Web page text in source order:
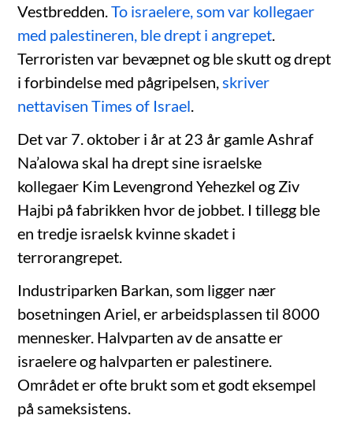
Vestbredden.To israelere, som var kollegaer
med palestineren, ble drept i angrepet.
Terroristen var bevæpnet og ble skutt og drept
i forbindelse med pågripelsen,skriver
nettavisen Times of Israel.
Det var 7. oktober i år at 23 år gamle Ashraf
Na’alowa skal ha drept sine israelske
kollegaer Kim Levengrond Yehezkel og Ziv
Hajbi på fabrikken hvor de jobbet. I tillegg ble
en tredje israelsk kvinne skadet i
terrorangrepet.
Industriparken Barkan, som ligger nær
bosetningen Ariel, er arbeidsplassen til 8000
mennesker. Halvparten av de ansatte er
israelere og halvparten er palestinere.
Området er ofte brukt som et godt eksempel
på sameksistens.